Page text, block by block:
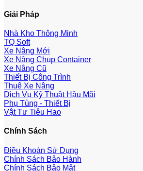
Giải Pháp
Nhà Kho Thông Minh
TQ Soft
Xe Nâng Mới
Xe Nâng Chụp Container
Xe Nâng Cũ
Thiết Bị Công Trình
Thuê Xe Nâng
Dịch Vụ Kỹ Thuật Hậu Mãi
Phụ Tùng - Thiết Bị
Vật Tư Tiêu Hao
Chính Sách
Điều Khoản Sử Dụng
Chính Sách Bảo Hành
Chính Sách Bảo Mật